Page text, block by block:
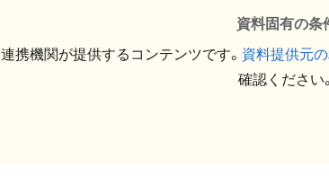
資料固有の条
連携機関が提供するコンテンツです。 資料提供元
確認ください。